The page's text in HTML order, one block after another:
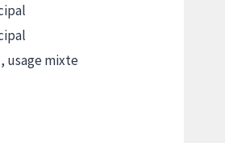
usage mixte